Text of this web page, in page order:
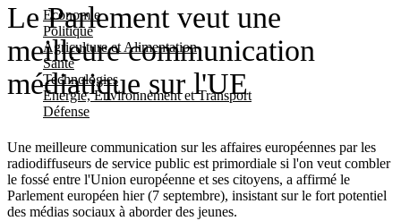
Economie
Politique
Agriculture et Alimentation
Santé
Technologies
Energie, Environnement et Transport
Défense
Le Parlement veut une
meilleure communication
médiatique sur l'UE
Une meilleure communication sur les affaires européennes par les
radiodiffuseurs de service public est primordiale si l'on veut combler
le fossé entre l'Union européenne et ses citoyens, a affirmé le
Parlement européen hier (7 septembre), insistant sur le fort potentiel
des médias sociaux à aborder des jeunes.